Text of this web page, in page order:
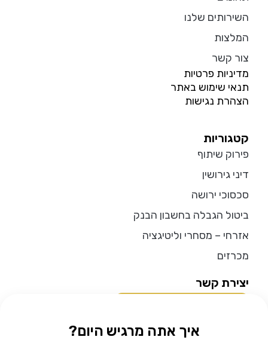
השירותים שלנו
המלצות
צור קשר
מדיניות פרטיות
תנאי שימוש באתר
הצהרת נגישות
קטגוריות
פירוק שיתוף
דיני גירושין
סכסוכי ירושה
ביטול הגבלה בחשבון הבנק
אזרחי – מסחרי וליטיגציה
מכרזים
יצירת קשר
התקשרו אלינואיך אתה מרגיש היום?